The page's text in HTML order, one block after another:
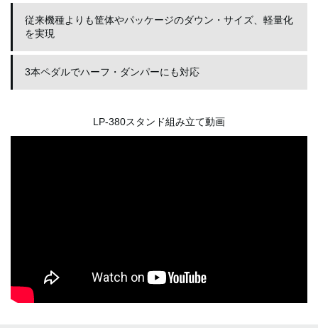
従来機種よりも筐体やパッケージのダウン・サイズ、軽量化
を実現
3本ペダルでハーフ・ダンパーにも対応
LP-380スタンド組み立て動画